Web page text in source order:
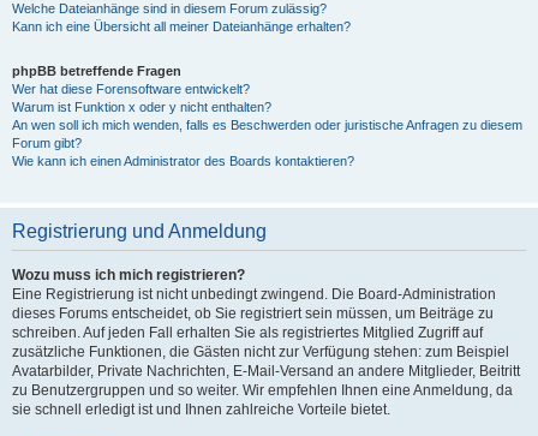
Welche Dateianhänge sind in diesem Forum zulässig?
Kann ich eine Übersicht all meiner Dateianhänge erhalten?
phpBB betreffende Fragen
Wer hat diese Forensoftware entwickelt?
Warum ist Funktion x oder y nicht enthalten?
An wen soll ich mich wenden, falls es Beschwerden oder juristische Anfragen zu diesem
Forum gibt?
Wie kann ich einen Administrator des Boards kontaktieren?
Registrierung und Anmeldung
Wozu muss ich mich registrieren?
Eine Registrierung ist nicht unbedingt zwingend. Die Board-Administration
dieses Forums entscheidet, ob Sie registriert sein müssen, um Beiträge zu
schreiben. Auf jeden Fall erhalten Sie als registriertes Mitglied Zugriff auf
zusätzliche Funktionen, die Gästen nicht zur Verfügung stehen: zum Beispiel
Avatarbilder, Private Nachrichten, E-Mail-Versand an andere Mitglieder, Beitritt
zu Benutzergruppen und so weiter. Wir empfehlen Ihnen eine Anmeldung, da
sie schnell erledigt ist und Ihnen zahlreiche Vorteile bietet.